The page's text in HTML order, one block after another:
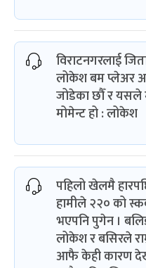
विराटनगरलाई
लोकेश बम प्लेअर
जोडेका छौँ र यसले
मोमेन्ट हो : लोकेश
पहिलो खेलमै
हामीले २२० को
भएपनि पुगेन ।
लोकेश र बसिरले
आफै केही कारण